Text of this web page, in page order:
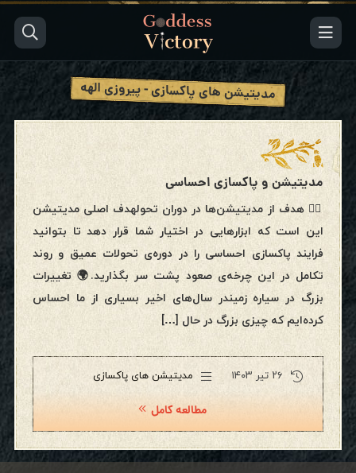
مدیتیشن های پاکسازی - پیروزی الهه
مدیتیشن و پاکسازی احساسی
🧘‍♀️ هدف از مدیتیشن‌ها در دوران تحولهدف اصلی مدیتیشن
این است که ابزارهایی در اختیار شما قرار دهد تا بتوانید
فرایند پاکسازی احساسی را در دوره‌ی تحولات عمیق و روند
تکامل در این چرخه‌ی صعود پشت سر بگذارید.🌍 تغییرات
بزرگ در سیاره زمیندر سال‌های اخیر بسیاری از ما احساس
کرده‌ایم که چیزی بزرگ در حال […]
۲۶ تیر ۱۴۰۳ مدیتیشن های پاکسازی
مطالعه کامل